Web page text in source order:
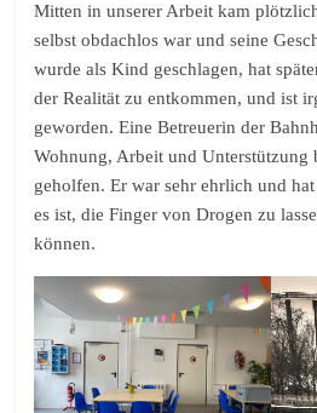
Mitten in unserer Arbeit kam
selbst obdachlos war und seine
wurde als Kind geschlagen, hat
der Realität zu entkommen, und ist
geworden. Eine Betreuerin der
Wohnung, Arbeit und Unterstützung
geholfen. Er war sehr ehrlich und
es ist, die Finger von Drogen zu
können.